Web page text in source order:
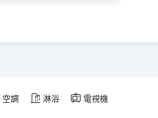
空調 淋浴 電視機